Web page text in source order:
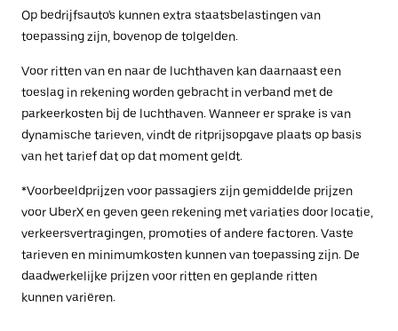
Op bedrijfsauto's kunnen extra staatsbelastingen van
toepassing zijn, bovenop de tolgelden.
Voor ritten van en naar de luchthaven kan daarnaast een
toeslag in rekening worden gebracht in verband met de
parkeerkosten bij de luchthaven. Wanneer er sprake is van
dynamische tarieven, vindt de ritprijsopgave plaats op basis
van het tarief dat op dat moment geldt.
*Voorbeeldprijzen voor passagiers zijn gemiddelde prijzen
voor UberX en geven geen rekening met variaties door locatie,
verkeersvertragingen, promoties of andere factoren. Vaste
tarieven en minimumkosten kunnen van toepassing zijn. De
daadwerkelijke prijzen voor ritten en geplande ritten
kunnen variëren.